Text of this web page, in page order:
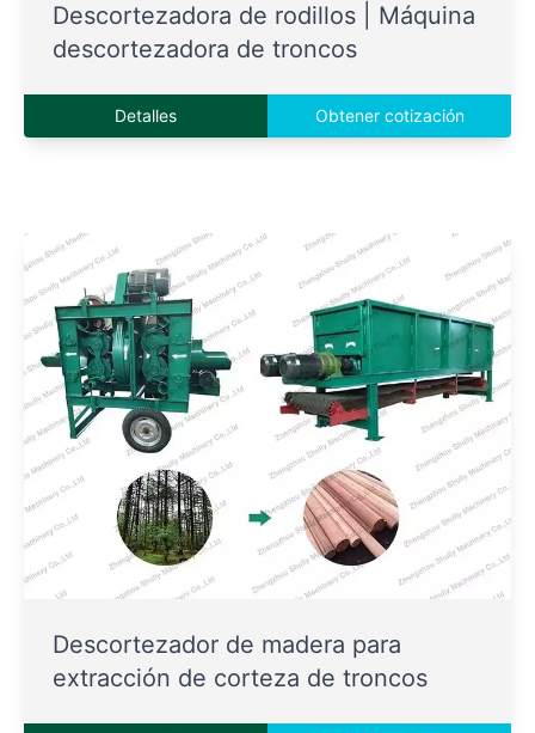
Descortezadora de rodillos | Máquina
descortezadora de troncos
Detalles Obtener cotización
Descortezador de madera para
extracción de corteza de troncos